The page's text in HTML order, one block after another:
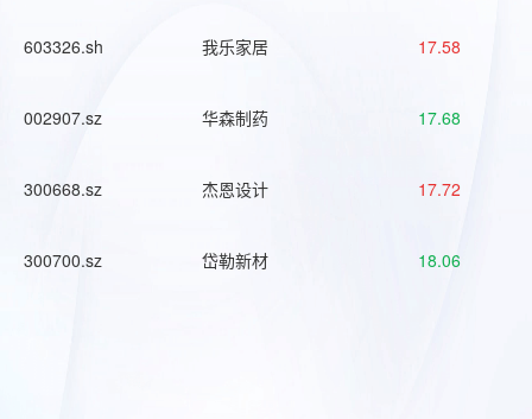
603326.sh 我乐家居 17.58
002907.sz 华森制药 17.68
300668.sz 杰恩设计 17.72
300700.sz 岱勒新材 18.06